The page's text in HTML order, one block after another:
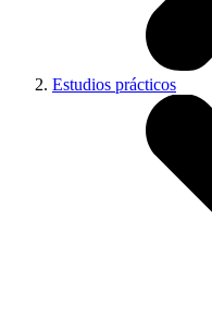
Estudios prácticos